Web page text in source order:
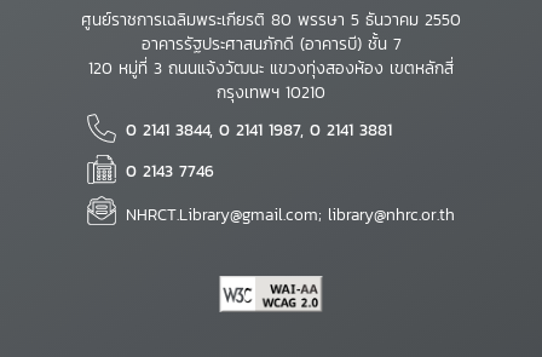
ศูนย์ราชการเฉลิมพระเกียรติ 80 พรรษา 5 ธันวาคม 2550
อาคารรัฐประศาสนภักดี (อาคารบี) ชั้น 7
120 หมู่ที่ 3 ถนนแจ้งวัฒนะ แขวงทุ่งสองห้อง เขตหลักสี่
กรุงเทพฯ 10210
0 2141 3844, 0 2141 1987, 0 2141 3881
0 2143 7746
NHRCT.Library@gmail.com; library@nhrc.or.th